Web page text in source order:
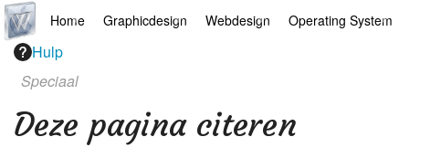
Home Graphicdesign
Photoshop
Webdesign Operating System
Hulp
Speciaal
Deze pagina citeren